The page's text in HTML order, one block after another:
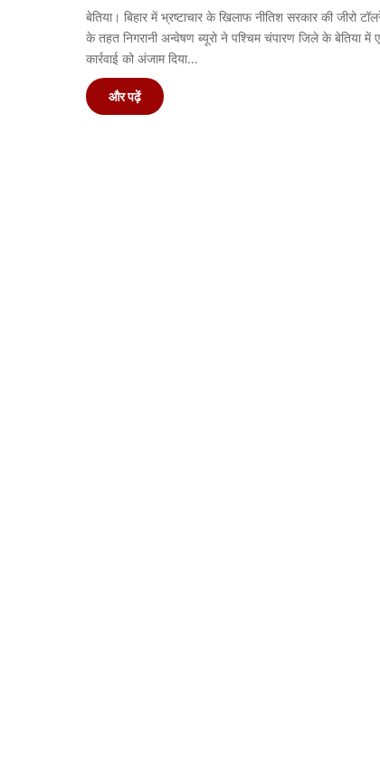
बेतिया। बिहार में भ्रष्टाचार के खिलाफ नीतिश सरकार की जीरो
के तहत निगरानी अन्वेषण ब्यूरो ने पश्चिम चंपारण जिले के बेतिया में
कार्रवाई को अंजाम दिया…
और पढ़ें